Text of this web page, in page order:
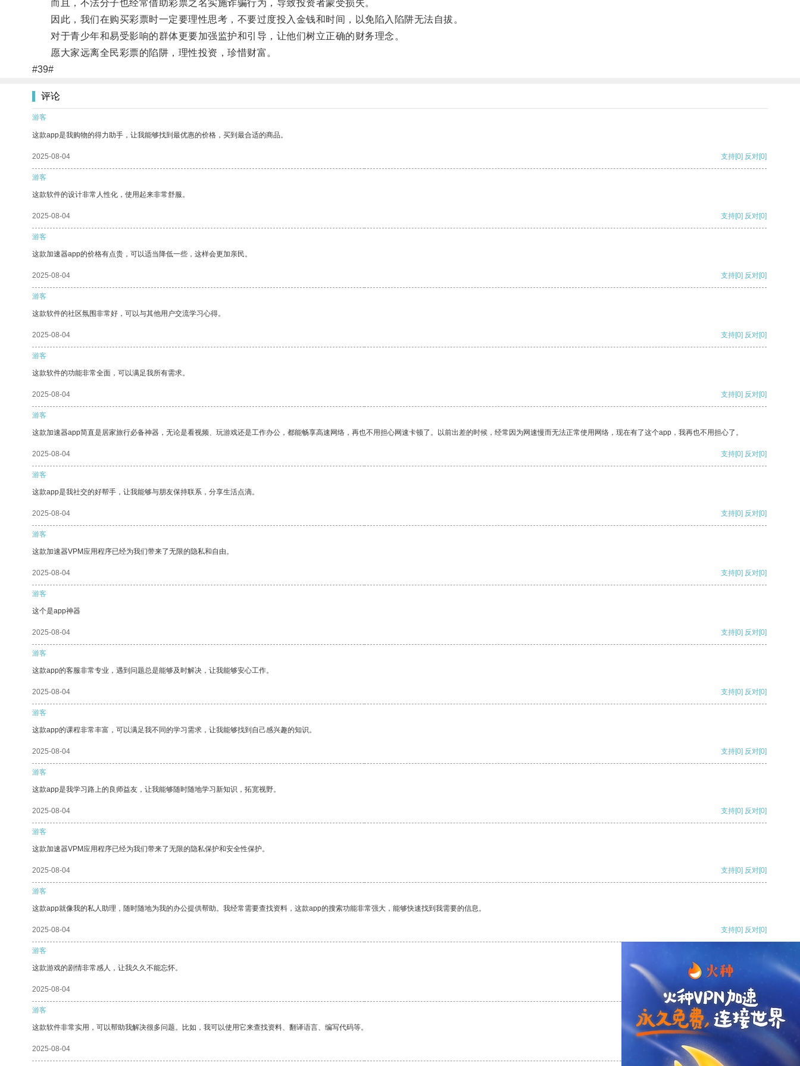
而且，不法分子也经常借助彩票之名实施诈骗行为，导致投资者蒙受损失。
因此，我们在购买彩票时一定要理性思考，不要过度投入金钱和时间，以免陷入陷阱无法自拔。
对于青少年和易受影响的群体更要加强监护和引导，让他们树立正确的财务理念。
愿大家远离全民彩票的陷阱，理性投资，珍惜财富。
#39#
评论
游客
这款app是我购物的得力助手，让我能够找到最优惠的价格，买到最合适的商品。
2025-08-04 支持[0] 反对[0]
游客
这款软件的设计非常人性化，使用起来非常舒服。
2025-08-04 支持[0] 反对[0]
游客
这款加速器app的价格有点贵，可以适当降低一些，这样会更加亲民。
2025-08-04 支持[0] 反对[0]
游客
这款软件的社区氛围非常好，可以与其他用户交流学习心得。
2025-08-04 支持[0] 反对[0]
游客
这款软件的功能非常全面，可以满足我所有需求。
2025-08-04 支持[0] 反对[0]
游客
这款加速器app简直是居家旅行必备神器，无论是看视频、玩游戏还是工作办公，都能畅享高速网络，再也不用担心网速卡顿了。以前出差的时候，经常因为网速慢而无法正常使用网络，现在有了这个app，我再也不用担心了。
2025-08-04 支持[0] 反对[0]
游客
这款app是我社交的好帮手，让我能够与朋友保持联系，分享生活点滴。
2025-08-04 支持[0] 反对[0]
游客
这款加速器VPM应用程序已经为我们带来了无限的隐私和自由。
2025-08-04 支持[0] 反对[0]
游客
这个是app神器
2025-08-04 支持[0] 反对[0]
游客
这款app的客服非常专业，遇到问题总是能够及时解决，让我能够安心工作。
2025-08-04 支持[0] 反对[0]
游客
这款app的课程非常丰富，可以满足我不同的学习需求，让我能够找到自己感兴趣的知识。
2025-08-04 支持[0] 反对[0]
游客
这款app是我学习路上的良师益友，让我能够随时随地学习新知识，拓宽视野。
2025-08-04 支持[0] 反对[0]
游客
这款加速器VPM应用程序已经为我们带来了无限的隐私保护和安全性保护。
2025-08-04 支持[0] 反对[0]
游客
这款app就像我的私人助理，随时随地为我的办公提供帮助。我经常需要查找资料，这款app的搜索功能非常强大，能够快速找到我需要的信息。
2025-08-04 支持[0] 反对[0]
游客
这款游戏的剧情非常感人，让我久久不能忘怀。
2025-08-04 支持 反对
游客
这款软件非常实用，可以帮助我解决很多问题。比如，我可以使用它来查找资料、翻译语言、编写代码等。
2025-08-04 [0]